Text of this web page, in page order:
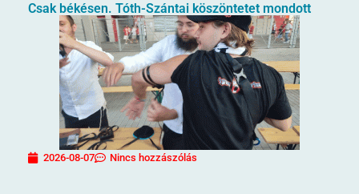
Csak békésen. Tóth-Szántai köszöntetet mondott
2026-08-07 Nincs hozzászólás